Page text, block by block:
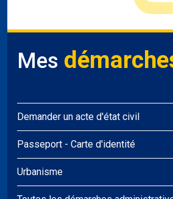
Mes
Demander un acte d'état civil
Passeport - Carte d'identité
Urbanisme